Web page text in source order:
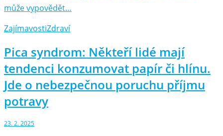
může vypovědět…
ZajímavostiZdraví
Pica syndrom: Někteří lidé mají
tendenci konzumovat papír či hlínu.
Jde o nebezpečnou poruchu příjmu
potravy
23. 2. 2025